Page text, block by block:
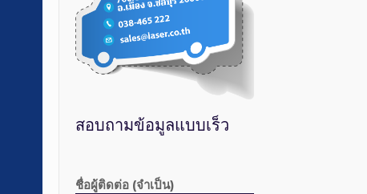
สอบถามข้อมูลแบบเร็ว
ชื่อผู้ติดต่อ (จำเป็น)